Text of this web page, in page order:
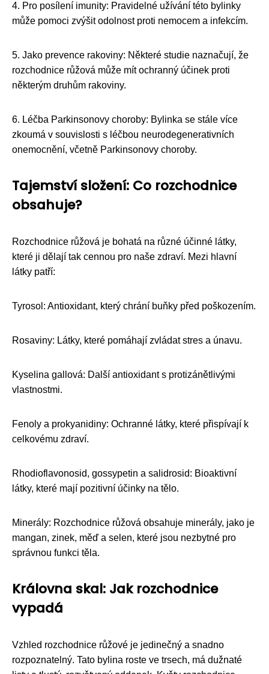
4. Pro posílení imunity: Pravidelné užívání této bylinky
může pomoci zvýšit odolnost proti nemocem a infekcím.
5. Jako prevence rakoviny: Některé studie naznačují, že
rozchodnice růžová může mít ochranný účinek proti
některým druhům rakoviny.
6. Léčba Parkinsonovy choroby: Bylinka se stále více
zkoumá v souvislosti s léčbou neurodegenerativních
onemocnění, včetně Parkinsonovy choroby.
Tajemství složení: Co rozchodnice
obsahuje?
Rozchodnice růžová je bohatá na různé účinné látky,
které ji dělají tak cennou pro naše zdraví. Mezi hlavní
látky patří:
Tyrosol: Antioxidant, který chrání buňky před poškozením.
Rosaviny: Látky, které pomáhají zvládat stres a únavu.
Kyselina gallová: Další antioxidant s protizánětlivými
vlastnostmi.
Fenoly a prokyanidiny: Ochranné látky, které přispívají k
celkovému zdraví.
Rhodioflavonosid, gossypetin a salidrosid: Bioaktivní
látky, které mají pozitivní účinky na tělo.
Minerály: Rozchodnice růžová obsahuje minerály, jako je
mangan, zinek, měď a selen, které jsou nezbytné pro
správnou funkci těla.
Královna skal: Jak rozchodnice
vypadá
Vzhled rozchodnice růžové je jedinečný a snadno
rozpoznatelný. Tato bylina roste ve trsech, má dužnaté